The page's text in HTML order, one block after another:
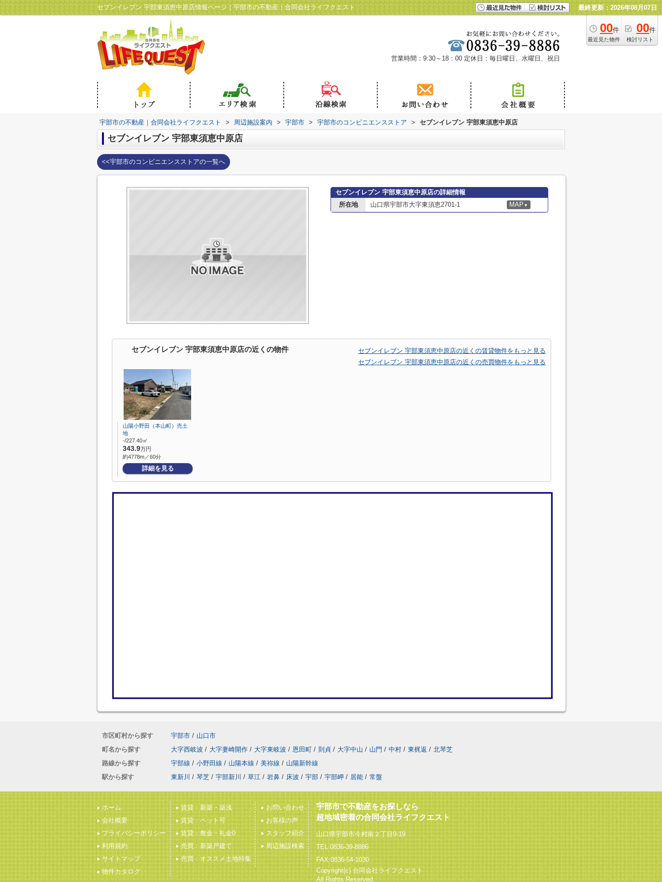
セブンイレブン 宇部東須恵中原店情報ページ｜宇部市の不動産｜合同会社ライフクエスト 最終更新：2026年08月07日
00件
最近見た物件
00件
検討リスト
営業時間：9:30～18：00 定休日：毎日曜日、水曜日、祝日
宇部市の不動産｜合同会社ライフクエスト > 周辺施設案内 > 宇部市 > 宇部市のコンビニエンスストア > セブンイレブン 宇部東須恵中原店
セブンイレブン 宇部東須恵中原店
<<宇部市のコンビニエンスストアの一覧へ
セブンイレブン 宇部東須恵中原店の詳細情報
所在地
山口県宇部市大字東須恵2701-1 MAP ▼
セブンイレブン 宇部東須恵中原店の近くの物件
セブンイレブン 宇部東須恵中原店の近くの賃貸物件をもっと見る
セブンイレブン 宇部東須恵中原店の近くの売買物件をもっと見る
山陽小野田（本山町）売土
地
-/227.40㎡
343.9万円
約4778m／60分
詳細を見る
市区町村から探す 宇部市 / 山口市
町名から探す
大字西岐波 / 大字妻崎開作 / 大字東岐波 / 恩田町 / 則貞 / 大字中山 / 山門 / 中村 / 東梶返 / 北琴芝
路線から探す
宇部線 / 小野田線 / 山陽本線 / 美祢線 / 山陽新幹線
駅から探す
東新川 / 琴芝 / 宇部新川 / 草江 / 岩鼻 / 床波 / 宇部 / 宇部岬 / 居能 / 常盤
ホーム
会社概要
プライバシーポリシー
利用規約
サイトマップ
物件カタログ
賃貸：新築・築浅
賃貸：ペット可
賃貸：敷金・礼金0
売買：新築戸建て
売買：オススメ土地特集
お問い合わせ
お客様の声
スタッフ紹介
周辺施設検索
宇部市で不動産をお探しなら
超地域密着の合同会社ライフクエスト
山口県宇部市今村南２丁目9-19
TEL:0836-39-8886
FAX:0836-54-1030
Copyright(c) 合同会社ライフクエスト
All Rights Reserved.